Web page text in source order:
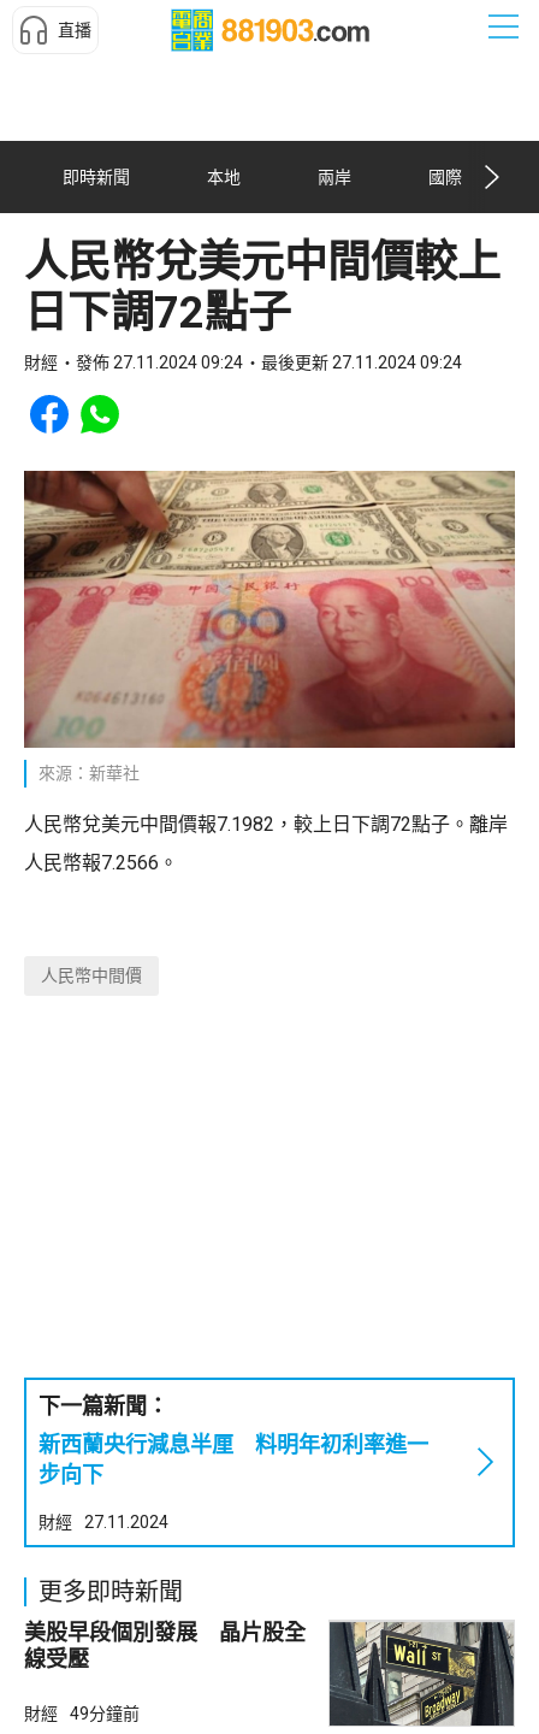
直播
即時新聞 本地 兩岸 國際
人民幣兌美元中間價較上
日下調72點子
財經 發佈 27.11.2024 09:24 最後更新 27.11.2024 09:24
Share to Facebook
Share to WhatsApp
來源：新華社
人民幣兌美元中間價報7.1982，較上日下調72點子。離岸
人民幣報7.2566。
人民幣中間價
下一篇新聞：
新西蘭央行減息半厘 料明年初利率進一
步向下
財經 27.11.2024
更多即時新聞
美股早段個別發展 晶片股全
線受壓
財經 49分鐘前